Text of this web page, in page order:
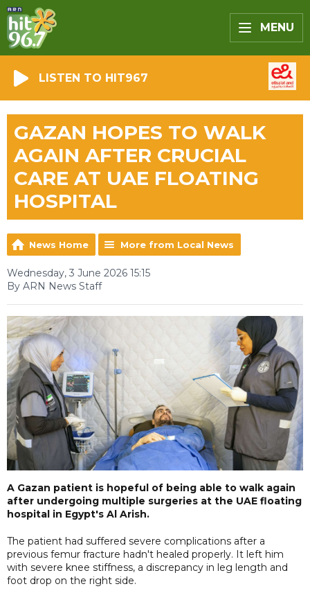
MENU
LISTEN TO HIT967
GAZAN HOPES TO WALK
AGAIN AFTER CRUCIAL
CARE AT UAE FLOATING
HOSPITAL
News Home More from Local News
Wednesday, 3 June 2026 15:15
By ARN News Staff
A Gazan patient is hopeful of being able to walk again
after undergoing multiple surgeries at the UAE floating
hospital in Egypt's Al Arish.
The patient had suffered severe complications after a
previous femur fracture hadn't healed properly. It left him
with severe knee stiffness, a discrepancy in leg length and
foot drop on the right side.